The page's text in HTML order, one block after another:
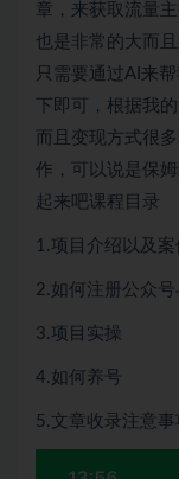
章，来获取流量
也是非常的大而
只需要通过AI来
下即可，根据我
而且变现方式很
作，可以说是保
起来吧课程目录
1.项目介绍以及案
2.如何注册公众
3.项目实操
4.如何养号
5.文章收录注意事